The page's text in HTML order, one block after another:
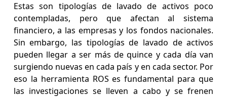
Estas son tipologías de lavado de activos poco
contempladas, pero que afectan al sistema
financiero, a las empresas y los fondos nacionales.
Sin embargo, las tipologías de lavado de activos
pueden llegar a ser más de quince y cada día van
surgiendo nuevas en cada país y en cada sector. Por
eso la herramienta ROS es fundamental para que
las investigaciones se lleven a cabo y se frenen